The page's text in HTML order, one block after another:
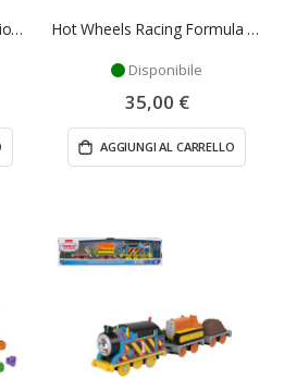
Pista Hot Wheels Demolizione serpente - Mattel Hot Wheels Racing Formula 1 - Mattel
Disponibile
35,00 €
AGGIUNGI AL CARRELLO